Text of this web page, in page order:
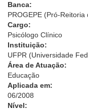
Banca:
PROGEPE (Pró-
Cargo:
Psicólogo Clínico
Instituição:
UFPR (Universidade
Área de Atuação:
Educação
Aplicada em:
06/2008
Nível: